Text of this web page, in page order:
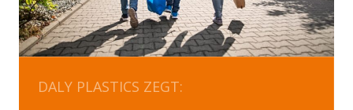
DALY PLASTICS ZEGT: